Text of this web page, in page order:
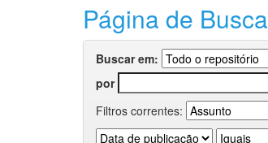
Página de Busca
Buscar em:
por
Filtros correntes: